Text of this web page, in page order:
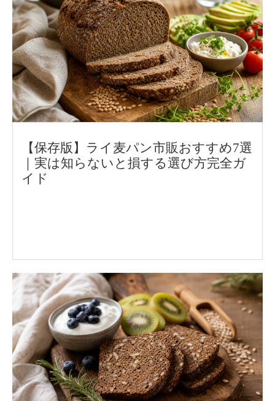
【保存版】ライ麦パン市販おすすめ7選
｜実は知らないと損する選び方完全ガ
イド